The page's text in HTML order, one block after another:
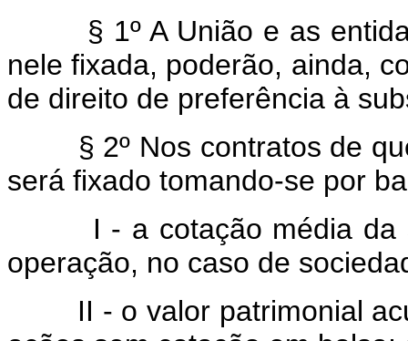
§ 1º A União e as
nele fixada, poderão, ainda,
de direito de preferência à
§ 2º Nos contratos de
será fixado tomando-se por
I - a cotação média
operação, no caso de
II - o valor patrimonial